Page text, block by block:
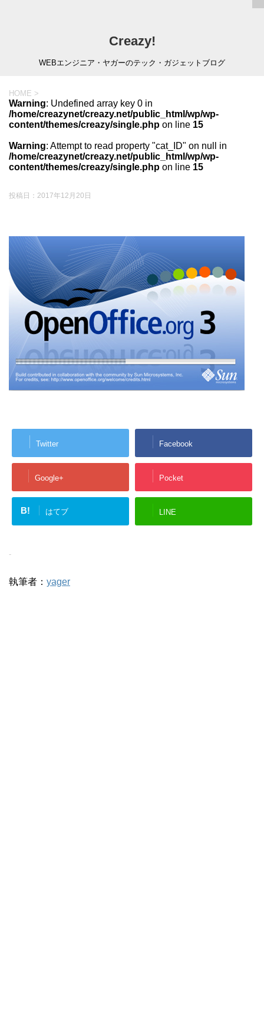
Creazy!
WEBエンジニア・ヤガーのテック・ガジェットブログ
HOME >
Warning: Undefined array key 0 in
/home/creazynet/creazy.net/public_html/wp/wp-
content/themes/creazy/single.php on line 15
Warning: Attempt to read property "cat_ID" on null in
/home/creazynet/creazy.net/public_html/wp/wp-
content/themes/creazy/single.php on line 15
投稿日： 2017年12月20日
Twitter Facebook
Google+ Pocket
B! はてブ LINE
-
執筆者： yager